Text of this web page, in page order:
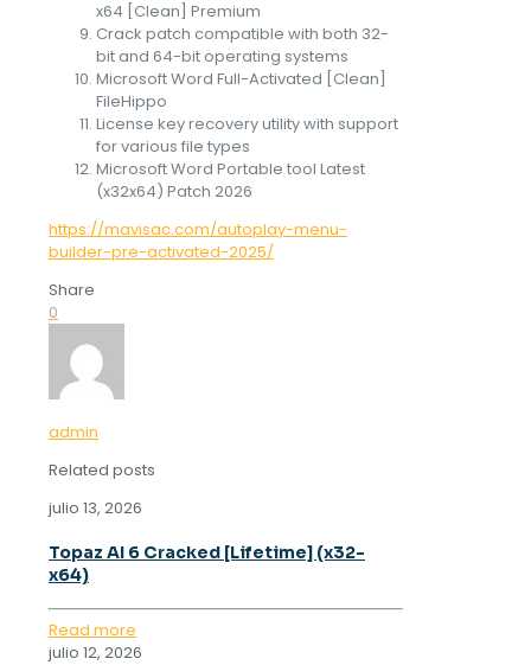
x64 [Clean] Premium
Crack patch compatible with both 32-
bit and 64-bit operating systems
Microsoft Word Full-Activated [Clean]
FileHippo
License key recovery utility with support
for various file types
Microsoft Word Portable tool Latest
(x32x64) Patch 2026
https://mavisac.com/autoplay-menu-
builder-pre-activated-2025/
Share
0
admin
Related posts
julio 13, 2026
Topaz AI 6 Cracked [Lifetime] (x32-
x64)
Read more
julio 12, 2026